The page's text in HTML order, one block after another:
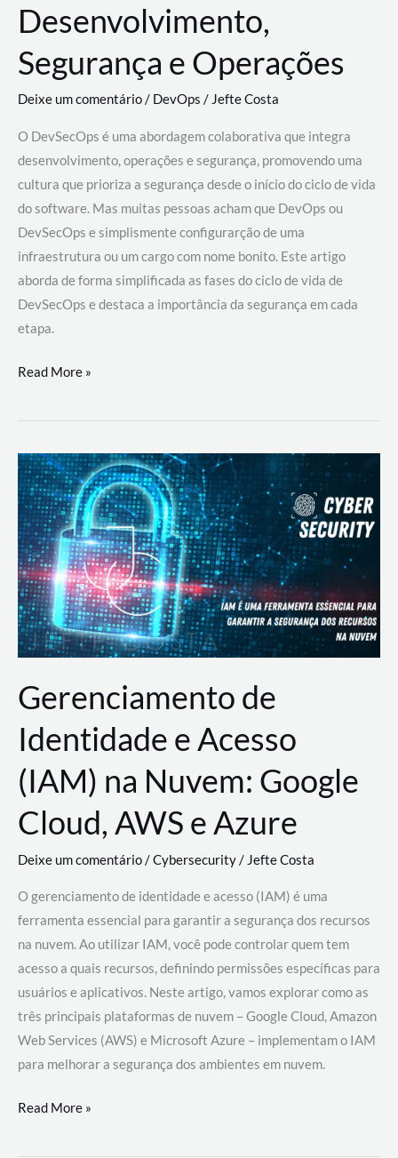
Desenvolvimento,
Segurança e Operações
Deixe um comentário/ DevOps /Jefte Costa
O DevSecOps é uma abordagem colaborativa que integra
desenvolvimento, operações e segurança, promovendo uma
cultura que prioriza a segurança desde o início do ciclo de vida
do software. Mas muitas pessoas acham que DevOps ou
DevSecOps e simplismente configurarção de uma
infraestrutura ou um cargo com nome bonito. Este artigo
aborda de forma simplificada as fases do ciclo de vida de
DevSecOps e destaca a importância da segurança em cada
etapa.
DevSecOps
Prática:
Desenvolvimento,
Segurança
e
Operações
Read More »
Gerenciamento de
Identidade e Acesso
(IAM) na Nuvem: Google
Cloud, AWS e Azure
Deixe um comentário/Cybersecurity/ Jefte Costa
O gerenciamento de identidade e acesso (IAM) é uma
ferramenta essencial para garantir a segurança dos recursos
na nuvem. Ao utilizar IAM, você pode controlar quem tem
acesso a quais recursos, definindo permissões específicas para
usuários e aplicativos. Neste artigo, vamos explorar como as
três principais plataformas de nuvem – Google Cloud, Amazon
Web Services (AWS) e Microsoft Azure – implementam o IAM
para melhorar a segurança dos ambientes em nuvem.
Gerenciamento
Read More »